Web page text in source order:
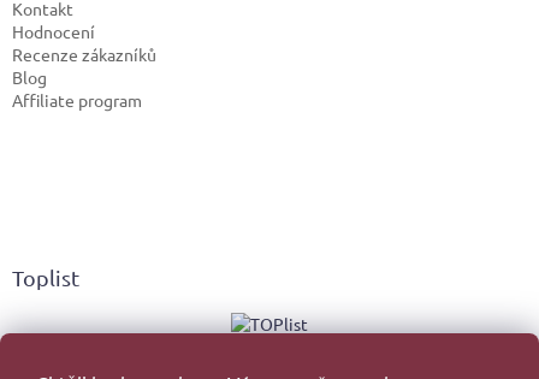
Kontakt
Hodnocení
Recenze zákazníků
Blog
Affiliate program
Toplist